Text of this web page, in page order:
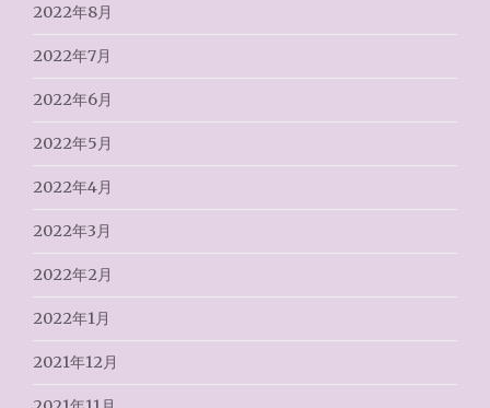
2022年8月
2022年7月
2022年6月
2022年5月
2022年4月
2022年3月
2022年2月
2022年1月
2021年12月